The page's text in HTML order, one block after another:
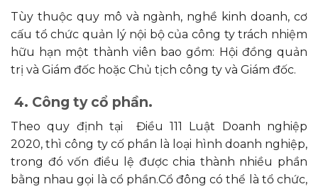
Tùy thuộc quy mô và ngành, nghề kinh doanh, cơ
cấu tổ chức quản lý nội bộ của công ty trách nhiệm
hữu hạn một thành viên bao gồm: Hội đồng quản
trị và Giám đốc hoặc Chủ tịch công ty và Giám đốc.
4. Công ty cổ phần.
Theo quy định tại Điều 111 Luật Doanh nghiệp
2020, thì công ty cố phần là loại hình doanh nghiệp,
trong đó vốn điều lệ được chia thành nhiều phần
bằng nhau gọi là cổ phần.Cổ đông có thể là tổ chức,